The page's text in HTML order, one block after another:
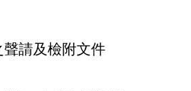
請及檢附文件